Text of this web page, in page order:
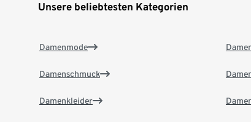
Unsere beliebtesten Kategorien
Damenmode
Damenschmuck
Damenkleider